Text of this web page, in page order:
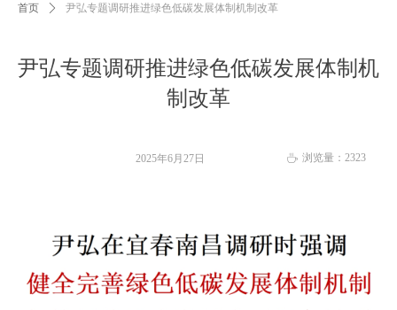
尹弘专题调研推进绿色低碳发展体制机
制改革
首页 ꄲ 尹弘专题调研推进绿色低碳发展体制机制改革
2025年6月27日 ꄘ 浏览量： 2323